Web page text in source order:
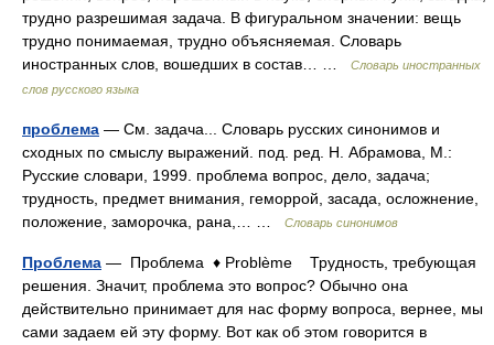
трудно разрешимая задача. В фигуральном значении: вещь
трудно понимаемая, трудно объясняемая. Словарь
иностранных слов, вошедших в состав… …
Словарь иностранных
слов русского языка
проблема — См. задача... Словарь русских синонимов и
сходных по смыслу выражений. под. ред. Н. Абрамова, М.:
Русские словари, 1999. проблема вопрос, дело, задача;
трудность, предмет внимания, геморрой, засада, осложнение,
положение, заморочка, рана,… …
Словарь синонимов
Проблема — Проблема ♦ Problème Трудность, требующая
решения. Значит, проблема это вопрос? Обычно она
действительно принимает для нас форму вопроса, вернее, мы
сами задаем ей эту форму. Вот как об этом говорится в